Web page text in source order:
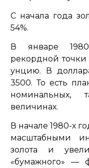
С начала года
54%.
В январе 1980
рекордной
унцию. В
3500. То есть
номинальных,
величинах.
В начале 1980-х
масштабными
золота и
«бумажного» —